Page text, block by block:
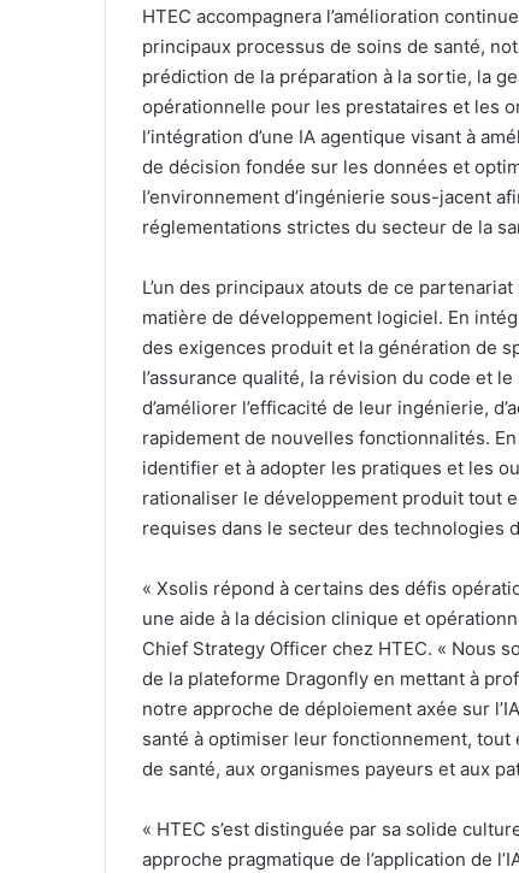
HTEC accompagnera l’amélioration
principaux processus de soins de santé,
prédiction de la préparation à la sortie, la
opérationnelle pour les prestataires et les
l’intégration d’une IA agentique visant à
de décision fondée sur les données et
l’environnement d’ingénierie sous-jacent
réglementations strictes du secteur de la
L’un des principaux atouts de ce partenariat
matière de développement logiciel. En
des exigences produit et la génération de
l’assurance qualité, la révision du code et
d’améliorer l’efficacité de leur ingénierie,
rapidement de nouvelles fonctionnalités.
identifier et à adopter les pratiques et les
rationaliser le développement produit tout
requises dans le secteur des technologies
« Xsolis répond à certains des défis
une aide à la décision clinique et
Chief Strategy Officer chez HTEC. « Nous
de la plateforme Dragonfly en mettant à
notre approche de déploiement axée sur
santé à optimiser leur fonctionnement,
de santé, aux organismes payeurs et aux
« HTEC s’est distinguée par sa solide
approche pragmatique de l’application de